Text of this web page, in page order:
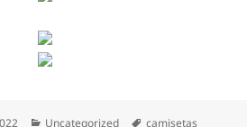
Categorías
Uncategorized Etiquetas
camisetas